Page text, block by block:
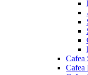
Cafea
Cafea